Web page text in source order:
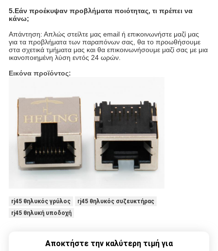
5.Εάν προέκυψαν προβλήματα ποιότητας, τι πρέπει να
κάνω;
Απάντηση: Απλώς στείλτε μας email ή επικοινωνήστε μαζί μας
για τα προβλήματα των παραπόνων σας, θα το προωθήσουμε
στα σχετικά τμήματα μας και θα επικοινωνήσουμε μαζί σας με μια
ικανοποιημένη λύση εντός 24 ωρών.
Εικόνα προϊόντος:
rj45 θηλυκός γρύλος
rj45 θηλυκός συζευκτήρας
rj45 θηλυκή υποδοχή
Αποκτήστε την καλύτερη τιμή για